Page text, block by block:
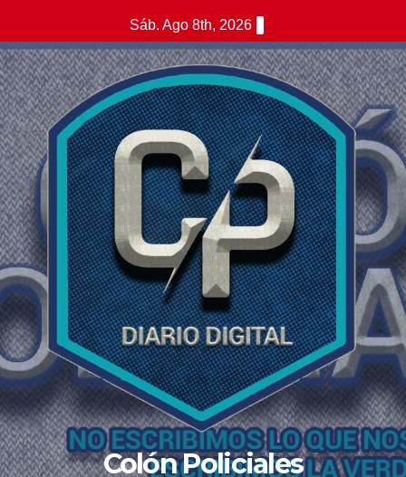
al
contenido
Sáb. Ago 8th, 2026
Colón Policiales